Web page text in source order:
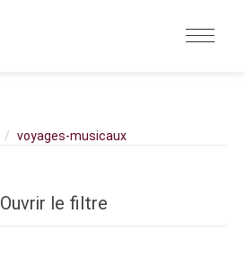
voyages-musicaux
Ouvrir le filtre